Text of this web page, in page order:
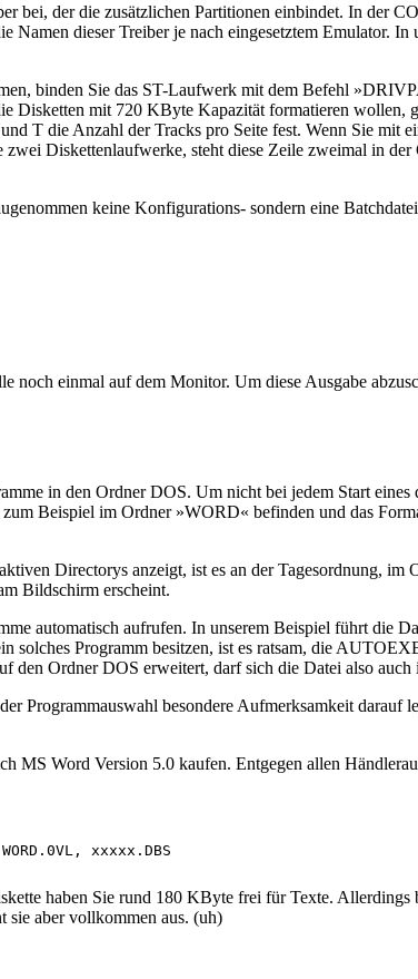
bei, der die zusätzlichen Partitionen einbindet. In der
Namen dieser Treiber je nach eingesetztem
binden Sie das ST-Laufwerk mit dem Befehl
Disketten mit 720 KByte Kapazität formatieren wollen,
T die Anzahl der Tracks pro Seite fest. Wenn Sie
Diskettenlaufwerke, steht diese Zeile zweimal in
keine Konfigurations- sondern eine
einmal auf dem Monitor. Um diese Ausgabe
in den Ordner DOS. Um nicht bei jedem Start
Beispiel im Ordner »WORD« befinden und das
Directorys anzeigt, ist es an der Tagesordnung,
Bildschirm erscheint.
automatisch aufrufen. In unserem Beispiel führt die
solches Programm besitzen, ist es ratsam, die
Ordner DOS erweitert, darf sich die Datei also
Programmauswahl besondere Aufmerksamkeit darauf
MS Word Version 5.0 kaufen. Entgegen allen
haben Sie rund 180 KByte frei für Texte. Allerdings
sie aber vollkommen aus. (uh)